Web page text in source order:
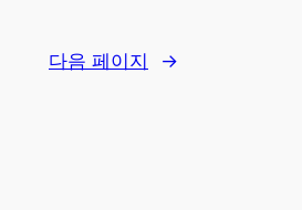
다음 페이지 →